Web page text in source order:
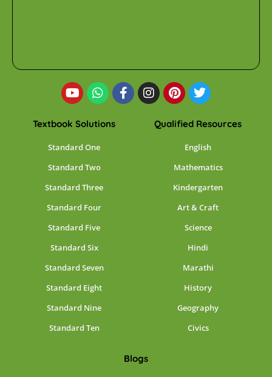
Textbook Solutions
Standard One
Standard Two
Standard Three
Standard Four
Standard Five
Standard Six
Standard Seven
Standard Eight
Standard Nine
Standard Ten
Qualified Resources
English
Mathematics
Kindergarten
Art & Craft
Science
Hindi
Marathi
History
Geography
Civics
Blogs